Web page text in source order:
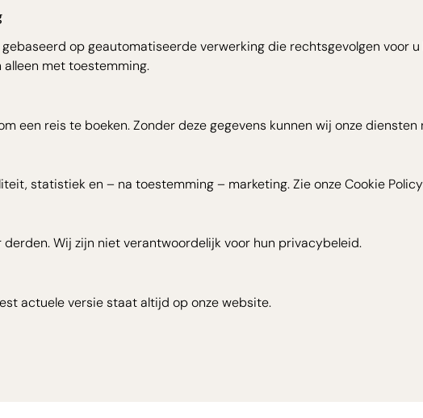
op geautomatiseerde verwerking die rechtsgevolgen voor
met toestemming.
een reis te boeken. Zonder deze gegevens kunnen wij onze diensten
statistiek en – na toestemming – marketing. Zie onze Cookie
Wij zijn niet verantwoordelijk voor hun privacybeleid.
actuele versie staat altijd op onze website.